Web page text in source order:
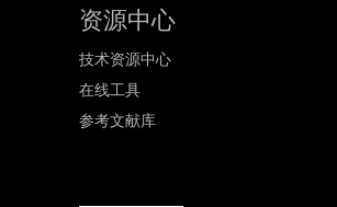
资源中心
技术资源中心
在线工具
参考文献库